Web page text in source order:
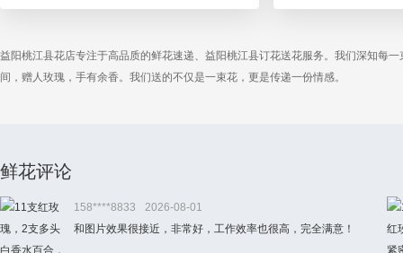
益阳桃江县花店专注于高品质的鲜花速递、益阳桃江县订花送花服务。我们深知每
间，赠人玫瑰，手有余香。我们送的不仅是一束花，更是传递一份情感。
鲜花评论
158****8833
2026-08-01
和图片效果很接近，非常好，工作效率也很高，完全满意！